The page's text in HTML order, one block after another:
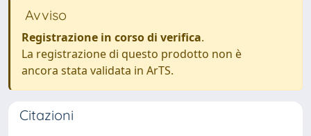
Avviso
Registrazione in corso di verifica.
La registrazione di questo prodotto non è
ancora stata validata in ArTS.
Citazioni